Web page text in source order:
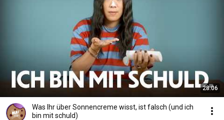
28:06
Was Ihr über Sonnencreme wisst, ist falsch (und ich
bin mit schuld)